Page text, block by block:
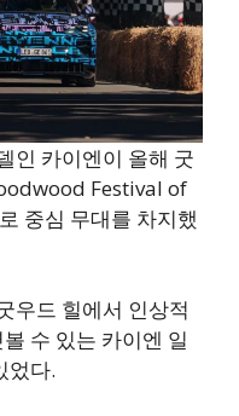
인 카이엔이 올해 굿
Festival of
중심 무대를 차지했
우드 힐에서 인상적
수 있는 카이엔 일
었다.